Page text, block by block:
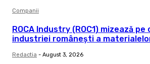
Companii
ROCA Industry (ROC1) mizează
industriei românești a
Redactia - August 3, 2026